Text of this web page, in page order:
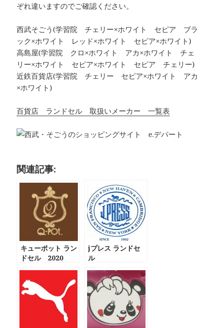
ぞれ違いますのでご確認ください。
西武そごう(学習院 チェリー×ホワイト セピア ブラ
ック×ホワイト レッド×ホワイト セピア×ホワイト)
高島屋(学習院 クロ×ホワイト アカ×ホワイト チェ
リー×ホワイト セピア×ホワイト セピア チェリー)
近鉄百貨店(学習院 チェリー セピア×ホワイト アカ
×ホワイト)
百貨店 ランドセル 取扱いメーカー 一覧表
関連記事:
キューポット ラン
ドセル 2020
jプレス ランドセ
ル